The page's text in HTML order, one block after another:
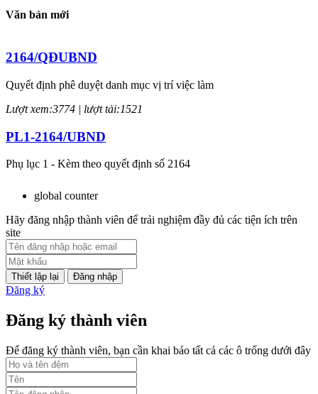
Văn bản mới
2164/QĐUBND
Quyết định phê duyệt danh mục vị trí việc làm
Lượt xem:3774 | lượt tải:1521
PL1-2164/UBND
Phụ lục 1 - Kèm theo quyết định số 2164
PL2-2164/UBND
Phụ lục 2 - Kèm theo quyết định số 2164
Lượt xem:2000 | lượt tải:1060
PL3-2164/UBND
Phụ lục 3 - Kèm theo quyết định số 2164
Lượt xem:2010 | lượt tải:1159
52/2019/QH14
global counter
Hãy đăng nhập thành viên để trải nghiệm đầy đủ các tiện ích trên
site
Đăng nhập
Đăng ký
Đăng ký thành viên
Để đăng ký thành viên, bạn cần khai báo tất cả các ô trống dưới đây